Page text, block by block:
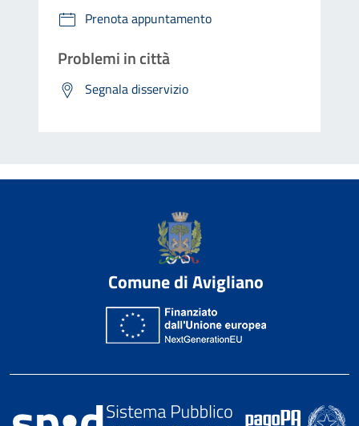
Prenota appuntamento
Problemi in città
Segnala disservizio
Comune di Avigliano